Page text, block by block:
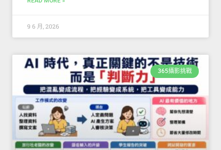
9 6 月, 2026
365攝影挑戰